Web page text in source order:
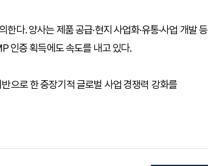
다. 양사는 제품 공급·현지 사업화·유통·사업 개발 등
인증 획득에도 속도를 내고 있다.
으로 한 중장기적 글로벌 사업 경쟁력 강화를